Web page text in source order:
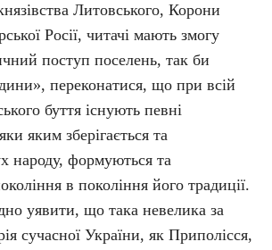
Литовського, Корони
Росії, читачі мають змогу
поступ поселень, так би
переконатися, що при всій
буття існують певні
яким зберігається та
народу, формуються та
в покоління його традиції.
уявити, що така невелика за
сучасної України, як Приполісся,